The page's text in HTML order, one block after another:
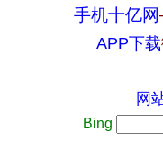
手机十亿网
APP下载
网
Bing